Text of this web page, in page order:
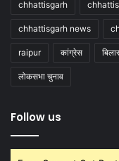
chhattisgarh
chhattisgarh news
raipur कांग्रेस
लोकसभा चुनाव
Follow us